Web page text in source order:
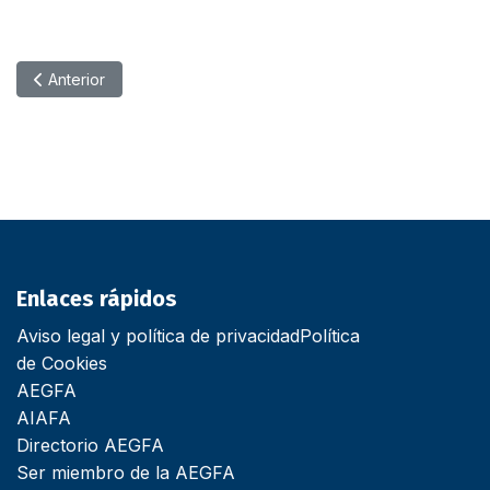
Artículo anterior: Resultados Alphabet 2020: Menos flota pero
Anterior
Enlaces rápidos
Aviso legal y política de privacidadPolítica
de Cookies
AEGFA
AIAFA
Directorio AEGFA
Ser miembro de la AEGFA